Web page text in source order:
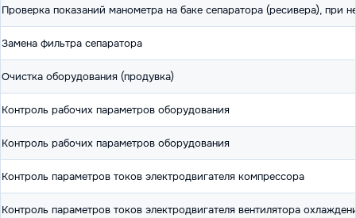
Проверка показаний манометра на баке сепаратора (ресивера), при
Замена фильтра сепаратора
Очистка оборудования (продувка)
Контроль рабочих параметров оборудования
Контроль рабочих параметров оборудования
Контроль параметров токов электродвигателя компрессора
Контроль параметров токов электродвигателя вентилятора